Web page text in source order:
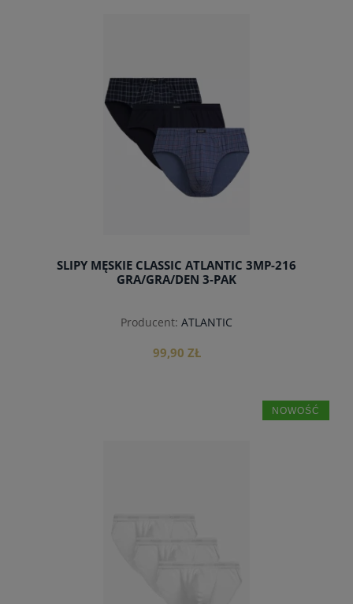
SLIPY MĘSKIE CLASSIC ATLANTIC 3MP-216
GRA/GRA/DEN 3-PAK
Producent: ATLANTIC
99,90 ZŁ
NOWOŚĆ